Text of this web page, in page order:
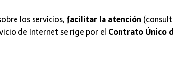
los servicios,facilitar la atención
de Internet se rige por el Contrato Único